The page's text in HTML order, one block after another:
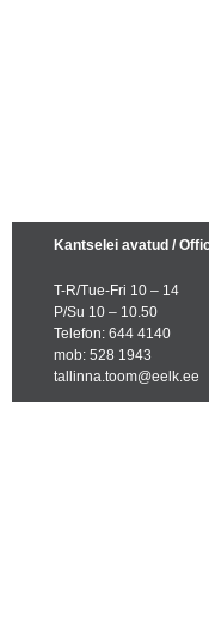
Kantselei avatud /
T-R/Tue-Fri 10 – 14
P/Su 10 – 10.50
Telefon: 644 4140
mob: 528 1943
tallinna.toom@eelk.ee